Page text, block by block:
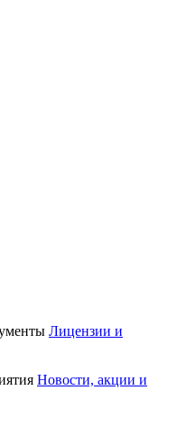
Лицензии и
Новости, акции и